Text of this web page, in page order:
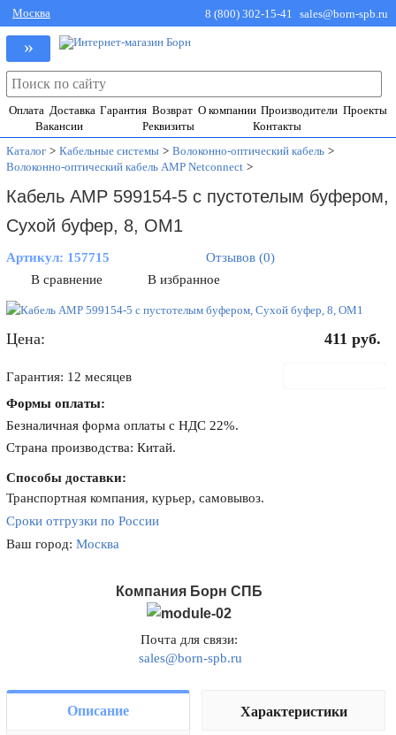
Москва 8 (800) 302-15-41 sales@born-spb.ru
»
Оплата Доставка Гарантия Возврат О компании Производители Проекты
Вакансии
Реквизиты
Контакты
Каталог > Кабельные системы > Волоконно-оптический кабель >
Волоконно-оптический кабель AMP Netconnect >
Кабель AMP 599154-5 с пустотелым буфером,
Сухой буфер, 8, OM1
Артикул: 157715
Отзывов (0)
В сравнение
В избранное
Цена: 411 руб.
Гарантия: 12 месяцев
Формы оплаты:
Безналичная форма оплаты с НДС 22%.
Страна производства: Китай.
Способы доставки:
Транспортная компания, курьер, самовывоз.
Сроки отгрузки по России
Ваш город:Москва
Компания Борн СПБ
Почта для связи:
sales@born-spb.ru
Описание Характеристики